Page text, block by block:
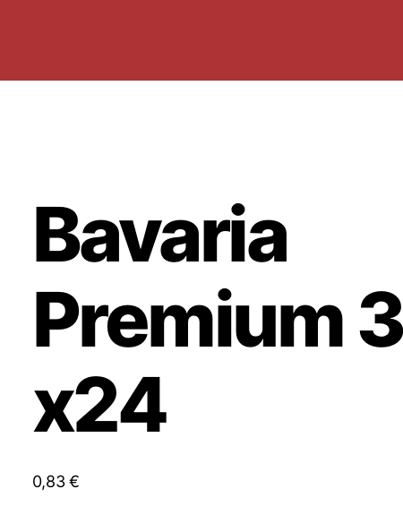
Bavaria
Premium
x24
0,83€